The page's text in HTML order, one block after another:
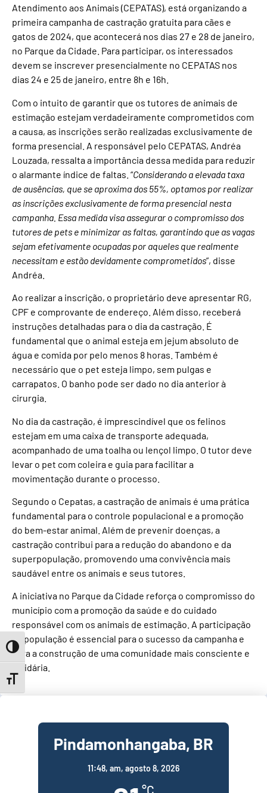
Toggle High Contrast
Toggle Font size
Atendimento aos Animais (CEPATAS), está organizando a
primeira campanha de castração gratuita para cães e
gatos de 2024, que acontecerá nos dias 27 e 28 de janeiro,
no Parque da Cidade. Para participar, os interessados
devem se inscrever presencialmente no CEPATAS nos
dias 24 e 25 de janeiro, entre 8h e 16h.
Com o intuito de garantir que os tutores de animais de
estimação estejam verdadeiramente comprometidos com
a causa, as inscrições serão realizadas exclusivamente de
forma presencial. A responsável pelo CEPATAS, Andréa
Louzada, ressalta a importância dessa medida para reduzir
o alarmante índice de faltas. “Considerando a elevada taxa
de ausências, que se aproxima dos 55%, optamos por realizar
as inscrições exclusivamente de forma presencial nesta
campanha. Essa medida visa assegurar o compromisso dos
tutores de pets e minimizar as faltas, garantindo que as vagas
sejam efetivamente ocupadas por aqueles que realmente
necessitam e estão devidamente comprometidos”, disse
Andréa.
Ao realizar a inscrição, o proprietário deve apresentar RG,
CPF e comprovante de endereço. Além disso, receberá
instruções detalhadas para o dia da castração. É
fundamental que o animal esteja em jejum absoluto de
água e comida por pelo menos 8 horas. Também é
necessário que o pet esteja limpo, sem pulgas e
carrapatos. O banho pode ser dado no dia anterior à
cirurgia.
No dia da castração, é imprescindível que os felinos
estejam em uma caixa de transporte adequada,
acompanhado de uma toalha ou lençol limpo. O tutor deve
levar o pet com coleira e guia para facilitar a
movimentação durante o processo.
Segundo o Cepatas, a castração de animais é uma prática
fundamental para o controle populacional e a promoção
do bem-estar animal. Além de prevenir doenças, a
castração contribui para a redução do abandono e da
superpopulação, promovendo uma convivência mais
saudável entre os animais e seus tutores.
A iniciativa no Parque da Cidade reforça o compromisso do
município com a promoção da saúde e do cuidado
responsável com os animais de estimação. A participação
da população é essencial para o sucesso da campanha e
para a construção de uma comunidade mais consciente e
solidária.
Pindamonhangaba, BR
11:48, am, agosto 8, 2026
°C